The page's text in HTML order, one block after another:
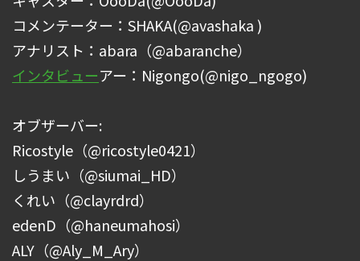
コメンテーター：SHAKA(@avashaka )
アナリスト：abara（@abaranche）
インタビューアー：Nigongo(@nigo_ngogo)
オブザーバー:
Ricostyle（@ricostyle0421）
しうまい（@siumai_HD）
くれい（@clayrdrd）
edenD（@haneumahosi）
ALY（@Aly_M_Ary）